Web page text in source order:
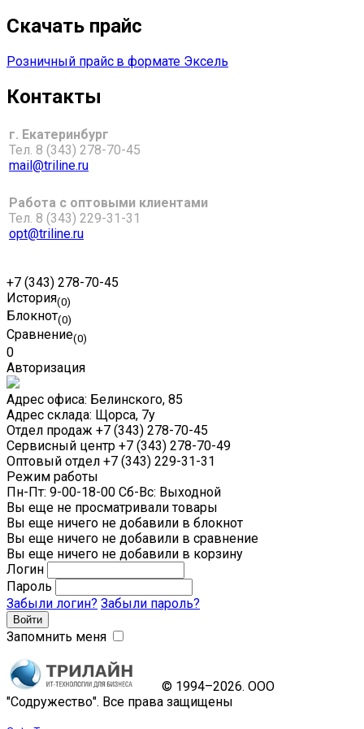
Скачать прайс
Розничный прайс в формате Эксель
Контакты
г. Екатеринбург
Тел. 8 (343) 278-70-45
mail@triline.ru
Работа с оптовыми клиентами
Тел. 8 (343) 229-31-31
opt@triline.ru
+7 (343) 278-70-45
История(0)
Блокнот(0)
Сравнение(0)
0
Авторизация
Адрес офиса: Белинского, 85
Адрес склада: Щорса, 7у
Отдел продаж +7 (343) 278-70-45
Сервисный центр +7 (343) 278-70-49
Оптовый отдел +7 (343) 229-31-31
Режим работы
Пн-Пт: 9-00-18-00 Сб-Вс: Выходной
Вы еще не просматривали товары
Вы еще ничего не добавили в блокнот
Вы еще ничего не добавили в сравнение
Вы еще ничего не добавили в корзину
Логин
Пароль
Забыли логин? Забыли пароль?
Запомнить меня
© 1994–2026. ООО
"Содружество". Все права защищены